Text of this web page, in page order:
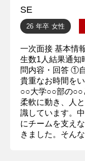
SE
26 年卒 女性
一次面接 基本情
生数1人結果通知
問内容・回答 ①
貴重なお時間を
○○大学○○部の○○
柔軟に動き、人
識しています。
にチームを支え
きました。そん